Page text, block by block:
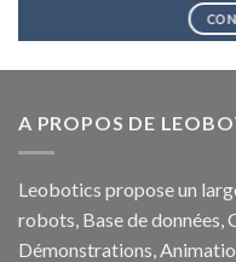
A PROPOS DE
Leobotics propose un
robots, Base de données,
Démonstrations,